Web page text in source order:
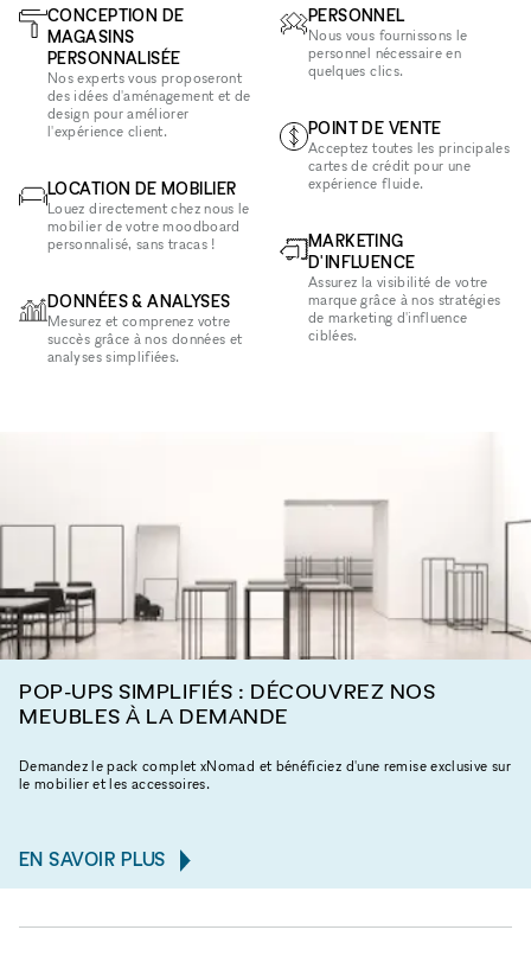
CONCEPTION DE
MAGASINS
PERSONNALISÉE
Nos experts vous proposeront
des idées d'aménagement et de
design pour améliorer
l'expérience client.
LOCATION DE MOBILIER
Louez directement chez nous le
mobilier de votre moodboard
personnalisé, sans tracas !
DONNÉES & ANALYSES
Mesurez et comprenez votre
succès grâce à nos données et
analyses simplifiées.
PERSONNEL
Nous vous fournissons le
personnel nécessaire en
quelques clics.
POINT DE VENTE
Acceptez toutes les principales
cartes de crédit pour une
expérience fluide.
MARKETING
D'INFLUENCE
Assurez la visibilité de votre
marque grâce à nos stratégies
de marketing d'influence
ciblées.
POP-UPS SIMPLIFIÉS : DÉCOUVREZ NOS
MEUBLES À LA DEMANDE
Demandez le pack complet xNomad et bénéficiez d'une remise exclusive sur
le mobilier et les accessoires.
EN SAVOIR PLUS